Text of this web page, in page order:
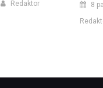
Redaktor
8